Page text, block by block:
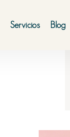
Servicios Blog